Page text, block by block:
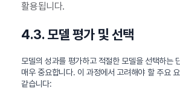
활용됩니다.
4.3. 모델 평가 및 선택
모델의 성과를 평가하고 적절한 모델을 선택하는
매우 중요합니다. 이 과정에서 고려해야 할 주요
같습니다: